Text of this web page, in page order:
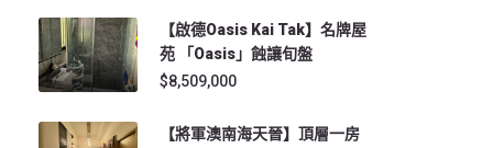
【啟德Oasis Kai Tak】名牌屋
苑 「Oasis」蝕讓旬盤
$8,509,000
【將軍澳南海天晉】頂層一房